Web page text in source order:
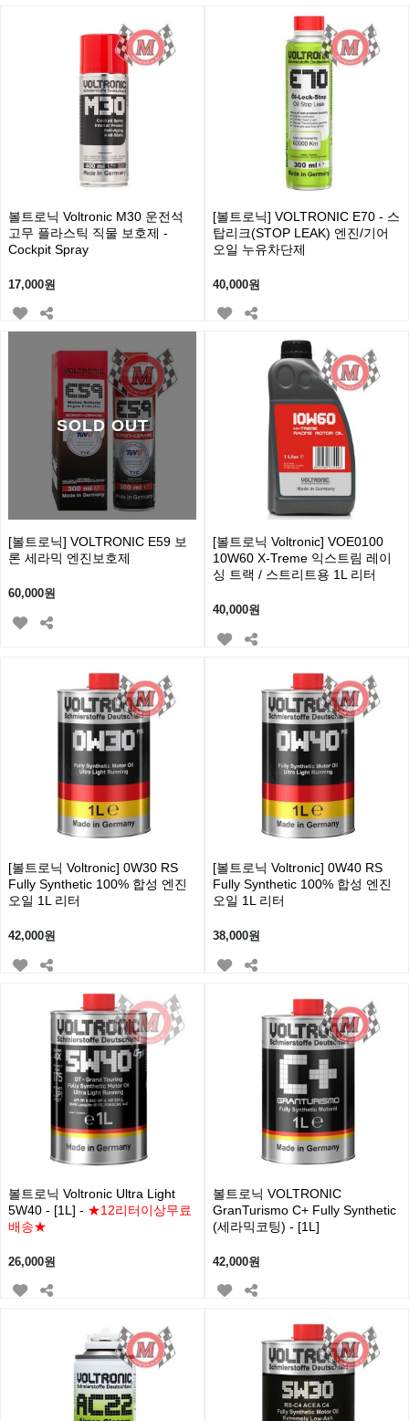
볼트로닉 Voltronic M30 운전석
고무 플라스틱 직물 보호제 -
Cockpit Spray
17,000원
[볼트로닉] VOLTRONIC E70 - 스
탑리크(STOP LEAK) 엔진/기어
오일 누유차단제
40,000원
SOLD OUT
[볼트로닉] VOLTRONIC E59 보
론 세라믹 엔진보호제
60,000원
[볼트로닉 Voltronic] VOE0100
10W60 X-Treme 익스트림 레이
싱 트랙 / 스트리트용 1L 리터
40,000원
[볼트로닉 Voltronic] 0W30 RS
Fully Synthetic 100% 합성 엔진
오일 1L 리터
42,000원
[볼트로닉 Voltronic] 0W40 RS
Fully Synthetic 100% 합성 엔진
오일 1L 리터
38,000원
볼트로닉 Voltronic Ultra Light
5W40 - [1L] - ★12리터이상무료
배송★
26,000원
볼트로닉 VOLTRONIC
GranTurismo C+ Fully Synthetic
(세라믹코팅) - [1L]
42,000원